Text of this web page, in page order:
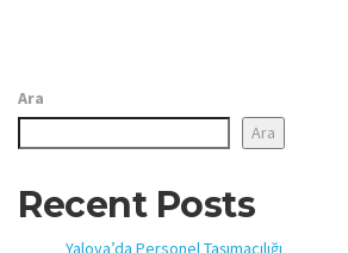
Ara
Ara
Recent Posts
Yalova’da Personel Taşımacılığı